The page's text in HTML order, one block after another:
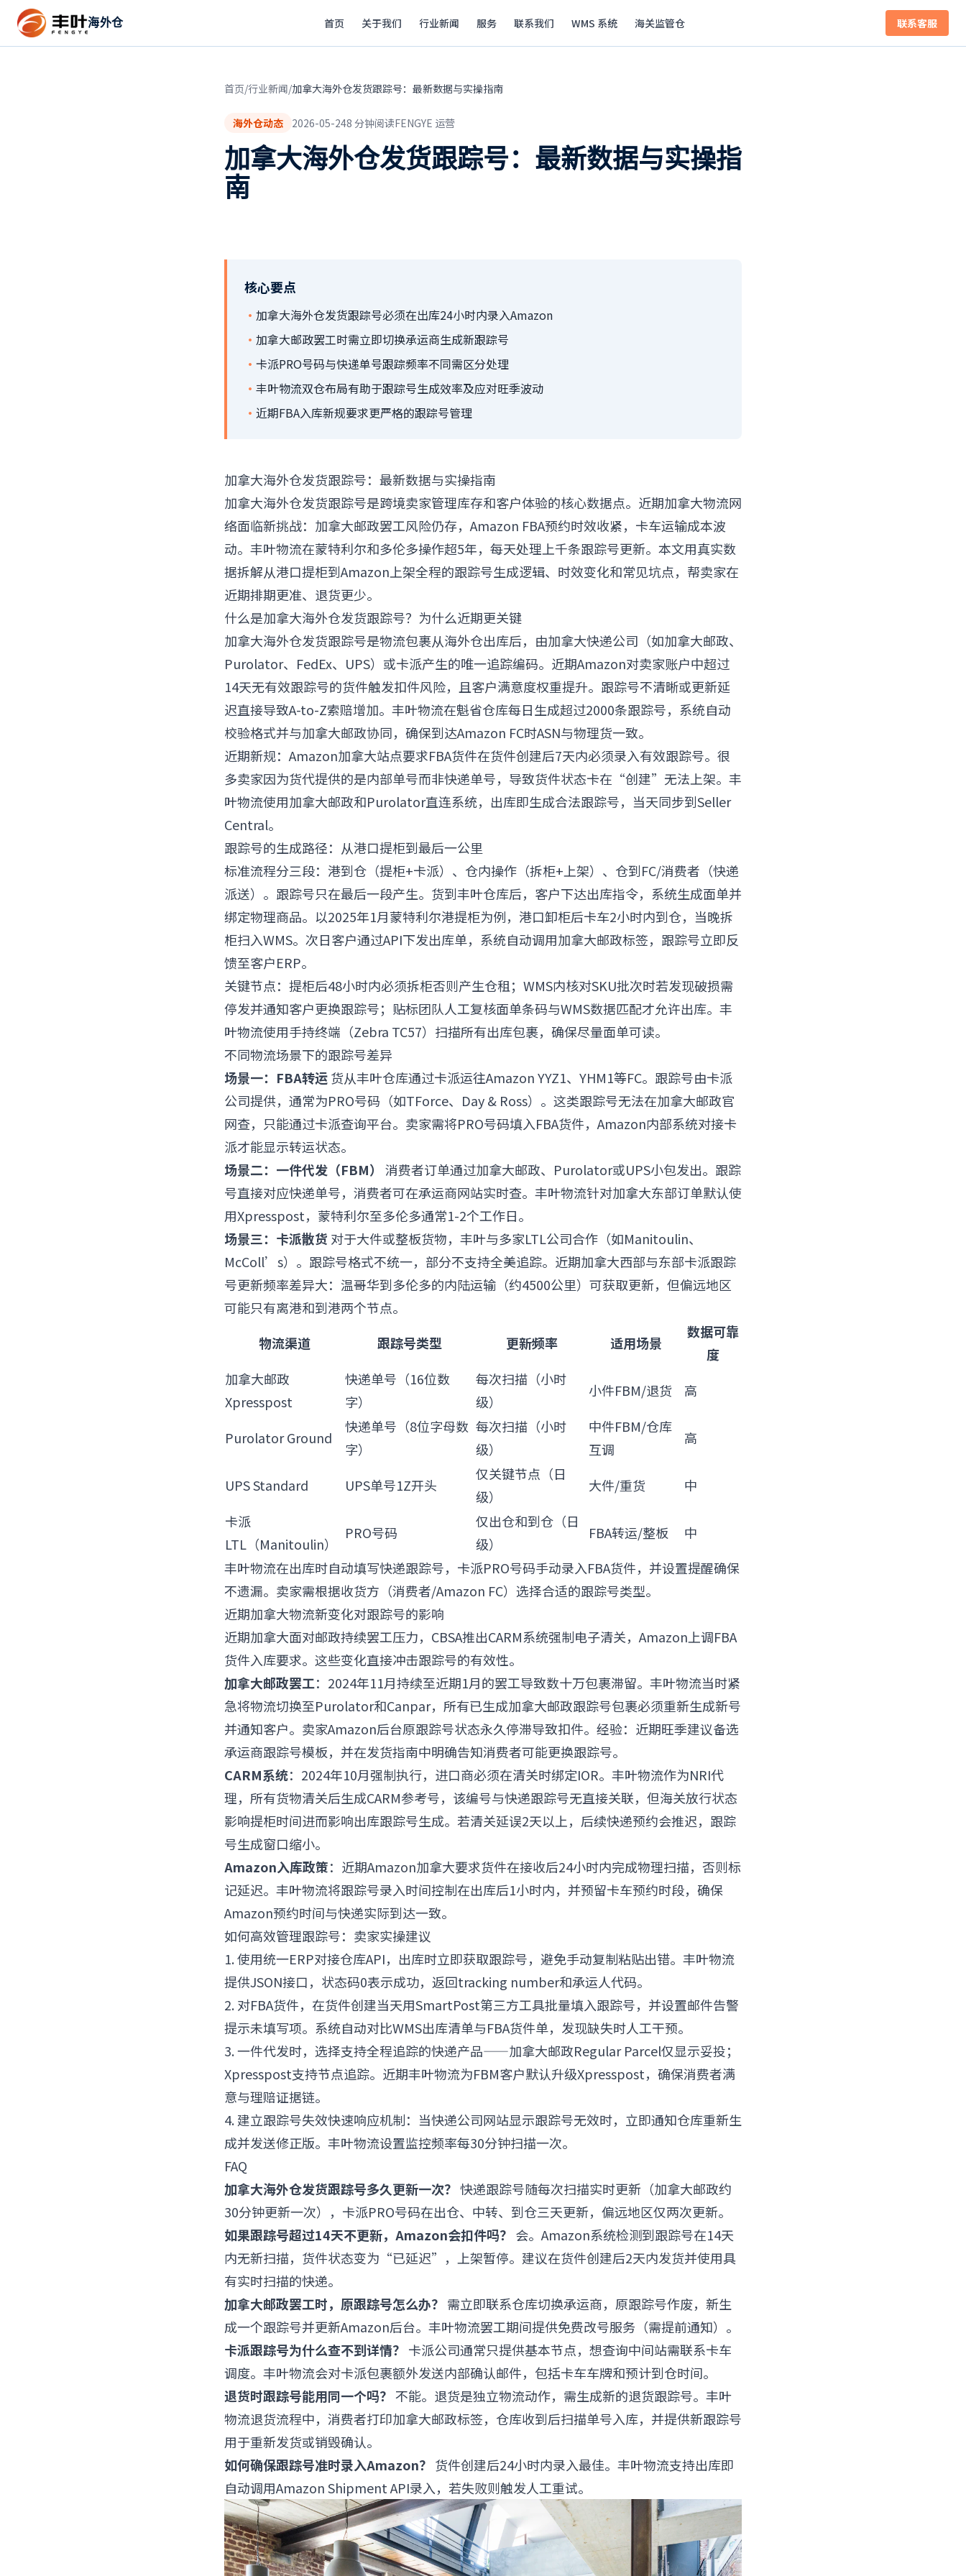
海外仓 首页 关于我们 行业新闻 服务 联系我们 WMS 系统 海关监管仓 联系客服
首页/行业新闻/加拿大海外仓发货跟踪号：最新数据与实操指南
海外仓动态 2026-05-248 分钟阅读FENGYE 运营
加拿大海外仓发货跟踪号：最新数据与实操指
南
核心要点
· 加拿大海外仓发货跟踪号必须在出库24小时内录入Amazon
· 加拿大邮政罢工时需立即切换承运商生成新跟踪号
· 卡派PRO号码与快递单号跟踪频率不同需区分处理
· 丰叶物流双仓布局有助于跟踪号生成效率及应对旺季波动
· 近期FBA入库新规要求更严格的跟踪号管理
加拿大海外仓发货跟踪号：最新数据与实操指南
加拿大海外仓发货跟踪号是跨境卖家管理库存和客户体验的核心数据点。近期加拿大物流网
络面临新挑战：加拿大邮政罢工风险仍存，Amazon FBA预约时效收紧，卡车运输成本波
动。丰叶物流在蒙特利尔和多伦多操作超5年，每天处理上千条跟踪号更新。本文用真实数
据拆解从港口提柜到Amazon上架全程的跟踪号生成逻辑、时效变化和常见坑点，帮卖家在
近期排期更准、退货更少。
什么是加拿大海外仓发货跟踪号？为什么近期更关键
加拿大海外仓发货跟踪号是物流包裹从海外仓出库后，由加拿大快递公司（如加拿大邮政、
Purolator、FedEx、UPS）或卡派产生的唯一追踪编码。近期Amazon对卖家账户中超过
14天无有效跟踪号的货件触发扣件风险，且客户满意度权重提升。跟踪号不清晰或更新延
迟直接导致A-to-Z索赔增加。丰叶物流在魁省仓库每日生成超过2000条跟踪号，系统自动
校验格式并与加拿大邮政协同，确保到达Amazon FC时ASN与物理货一致。
近期新规：Amazon加拿大站点要求FBA货件在货件创建后7天内必须录入有效跟踪号。很
多卖家因为货代提供的是内部单号而非快递单号，导致货件状态卡在“创建”无法上架。丰
叶物流使用加拿大邮政和Purolator直连系统，出库即生成合法跟踪号，当天同步到Seller
Central。
跟踪号的生成路径：从港口提柜到最后一公里
标准流程分三段：港到仓（提柜+卡派）、仓内操作（拆柜+上架）、仓到FC/消费者（快递
派送）。跟踪号只在最后一段产生。货到丰叶仓库后，客户下达出库指令，系统生成面单并
绑定物理商品。以2025年1月蒙特利尔港提柜为例，港口卸柜后卡车2小时内到仓，当晚拆
柜扫入WMS。次日客户通过API下发出库单，系统自动调用加拿大邮政标签，跟踪号立即反
馈至客户ERP。
关键节点：提柜后48小时内必须拆柜否则产生仓租；WMS内核对SKU批次时若发现破损需
停发并通知客户更换跟踪号；贴标团队人工复核面单条码与WMS数据匹配才允许出库。丰
叶物流使用手持终端（Zebra TC57）扫描所有出库包裹，确保尽量面单可读。
不同物流场景下的跟踪号差异
场景一：FBA转运货从丰叶仓库通过卡派运往Amazon YYZ1、YHM1等FC。跟踪号由卡派
公司提供，通常为PRO号码（如TForce、Day & Ross）。这类跟踪号无法在加拿大邮政官
网查，只能通过卡派查询平台。卖家需将PRO号码填入FBA货件，Amazon内部系统对接卡
派才能显示转运状态。
场景二：一件代发（FBM）
消费者订单通过加拿大邮政、Purolator或UPS小包发出。跟踪
号直接对应快递单号，消费者可在承运商网站实时查。丰叶物流针对加拿大东部订单默认使
用Xpresspost，蒙特利尔至多伦多通常1-2个工作日。
场景三：卡派散货 对于大件或整板货物，丰叶与多家LTL公司合作（如Manitoulin、
McColl’s）。跟踪号格式不统一，部分不支持全美追踪。近期加拿大西部与东部卡派跟踪
号更新频率差异大：温哥华到多伦多的内陆运输（约4500公里）可获取更新，但偏远地区
可能只有离港和到港两个节点。
物流渠道
跟踪号类型 更新频率 适用场景
数据可靠
度
加拿大邮政
Xpresspost
快递单号（16位数
字）
每次扫描（小时
级）
小件FBM/退货 高
Purolator Ground
快递单号（8位字母数
字）
每次扫描（小时
级）
中件FBM/仓库
互调
高
UPS Standard UPS单号1Z开头
仅关键节点（日
级）
大件/重货
中
卡派
LTL（Manitoulin）
PRO号码
仅出仓和到仓（日
级）
FBA转运/整板
中
丰叶物流在出库时自动填写快递跟踪号，卡派PRO号码手动录入FBA货件，并设置提醒确保
不遗漏。卖家需根据收货方（消费者/Amazon FC）选择合适的跟踪号类型。
近期加拿大物流新变化对跟踪号的影响
近期加拿大面对邮政持续罢工压力，CBSA推出CARM系统强制电子清关，Amazon上调FBA
货件入库要求。这些变化直接冲击跟踪号的有效性。
加拿大邮政罢工：2024年11月持续至近期1月的罢工导致数十万包裹滞留。丰叶物流当时紧
急将物流切换至Purolator和Canpar，所有已生成加拿大邮政跟踪号包裹必须重新生成新号
并通知客户。卖家Amazon后台原跟踪号状态永久停滞导致扣件。经验：近期旺季建议备选
承运商跟踪号模板，并在发货指南中明确告知消费者可能更换跟踪号。
CARM系统：2024年10月强制执行，进口商必须在清关时绑定IOR。丰叶物流作为NRI代
理，所有货物清关后生成CARM参考号，该编号与快递跟踪号无直接关联，但海关放行状态
影响提柜时间进而影响出库跟踪号生成。若清关延误2天以上，后续快递预约会推迟，跟踪
号生成窗口缩小。
Amazon入库政策：近期Amazon加拿大要求货件在接收后24小时内完成物理扫描，否则标
记延迟。丰叶物流将跟踪号录入时间控制在出库后1小时内，并预留卡车预约时段，确保
Amazon预约时间与快递实际到达一致。
如何高效管理跟踪号：卖家实操建议
1. 使用统一ERP对接仓库API，出库时立即获取跟踪号，避免手动复制粘贴出错。丰叶物流
提供JSON接口，状态码0表示成功，返回tracking number和承运人代码。
2. 对FBA货件，在货件创建当天用SmartPost第三方工具批量填入跟踪号，并设置邮件告警
提示未填写项。系统自动对比WMS出库清单与FBA货件单，发现缺失时人工干预。
3. 一件代发时，选择支持全程追踪的快递产品——加拿大邮政Regular Parcel仅显示妥投；
Xpresspost支持节点追踪。近期丰叶物流为FBM客户默认升级Xpresspost，确保消费者满
意与理赔证据链。
4. 建立跟踪号失效快速响应机制：当快递公司网站显示跟踪号无效时，立即通知仓库重新生
成并发送修正版。丰叶物流设置监控频率每30分钟扫描一次。
FAQ
加拿大海外仓发货跟踪号多久更新一次？ 快递跟踪号随每次扫描实时更新（加拿大邮政约
30分钟更新一次），卡派PRO号码在出仓、中转、到仓三天更新，偏远地区仅两次更新。
如果跟踪号超过14天不更新，Amazon会扣件吗？ 会。Amazon系统检测到跟踪号在14天
内无新扫描，货件状态变为“已延迟”，上架暂停。建议在货件创建后2天内发货并使用具
有实时扫描的快递。
加拿大邮政罢工时，原跟踪号怎么办？ 需立即联系仓库切换承运商，原跟踪号作废，新生
成一个跟踪号并更新Amazon后台。丰叶物流罢工期间提供免费改号服务（需提前通知）。
卡派跟踪号为什么查不到详情？ 卡派公司通常只提供基本节点，想查询中间站需联系卡车
调度。丰叶物流会对卡派包裹额外发送内部确认邮件，包括卡车车牌和预计到仓时间。
退货时跟踪号能用同一个吗？ 不能。退货是独立物流动作，需生成新的退货跟踪号。丰叶
物流退货流程中，消费者打印加拿大邮政标签，仓库收到后扫描单号入库，并提供新跟踪号
用于重新发货或销毁确认。
如何确保跟踪号准时录入Amazon？ 货件创建后24小时内录入最佳。丰叶物流支持出库即
自动调用Amazon Shipment API录入，若失败则触发人工重试。